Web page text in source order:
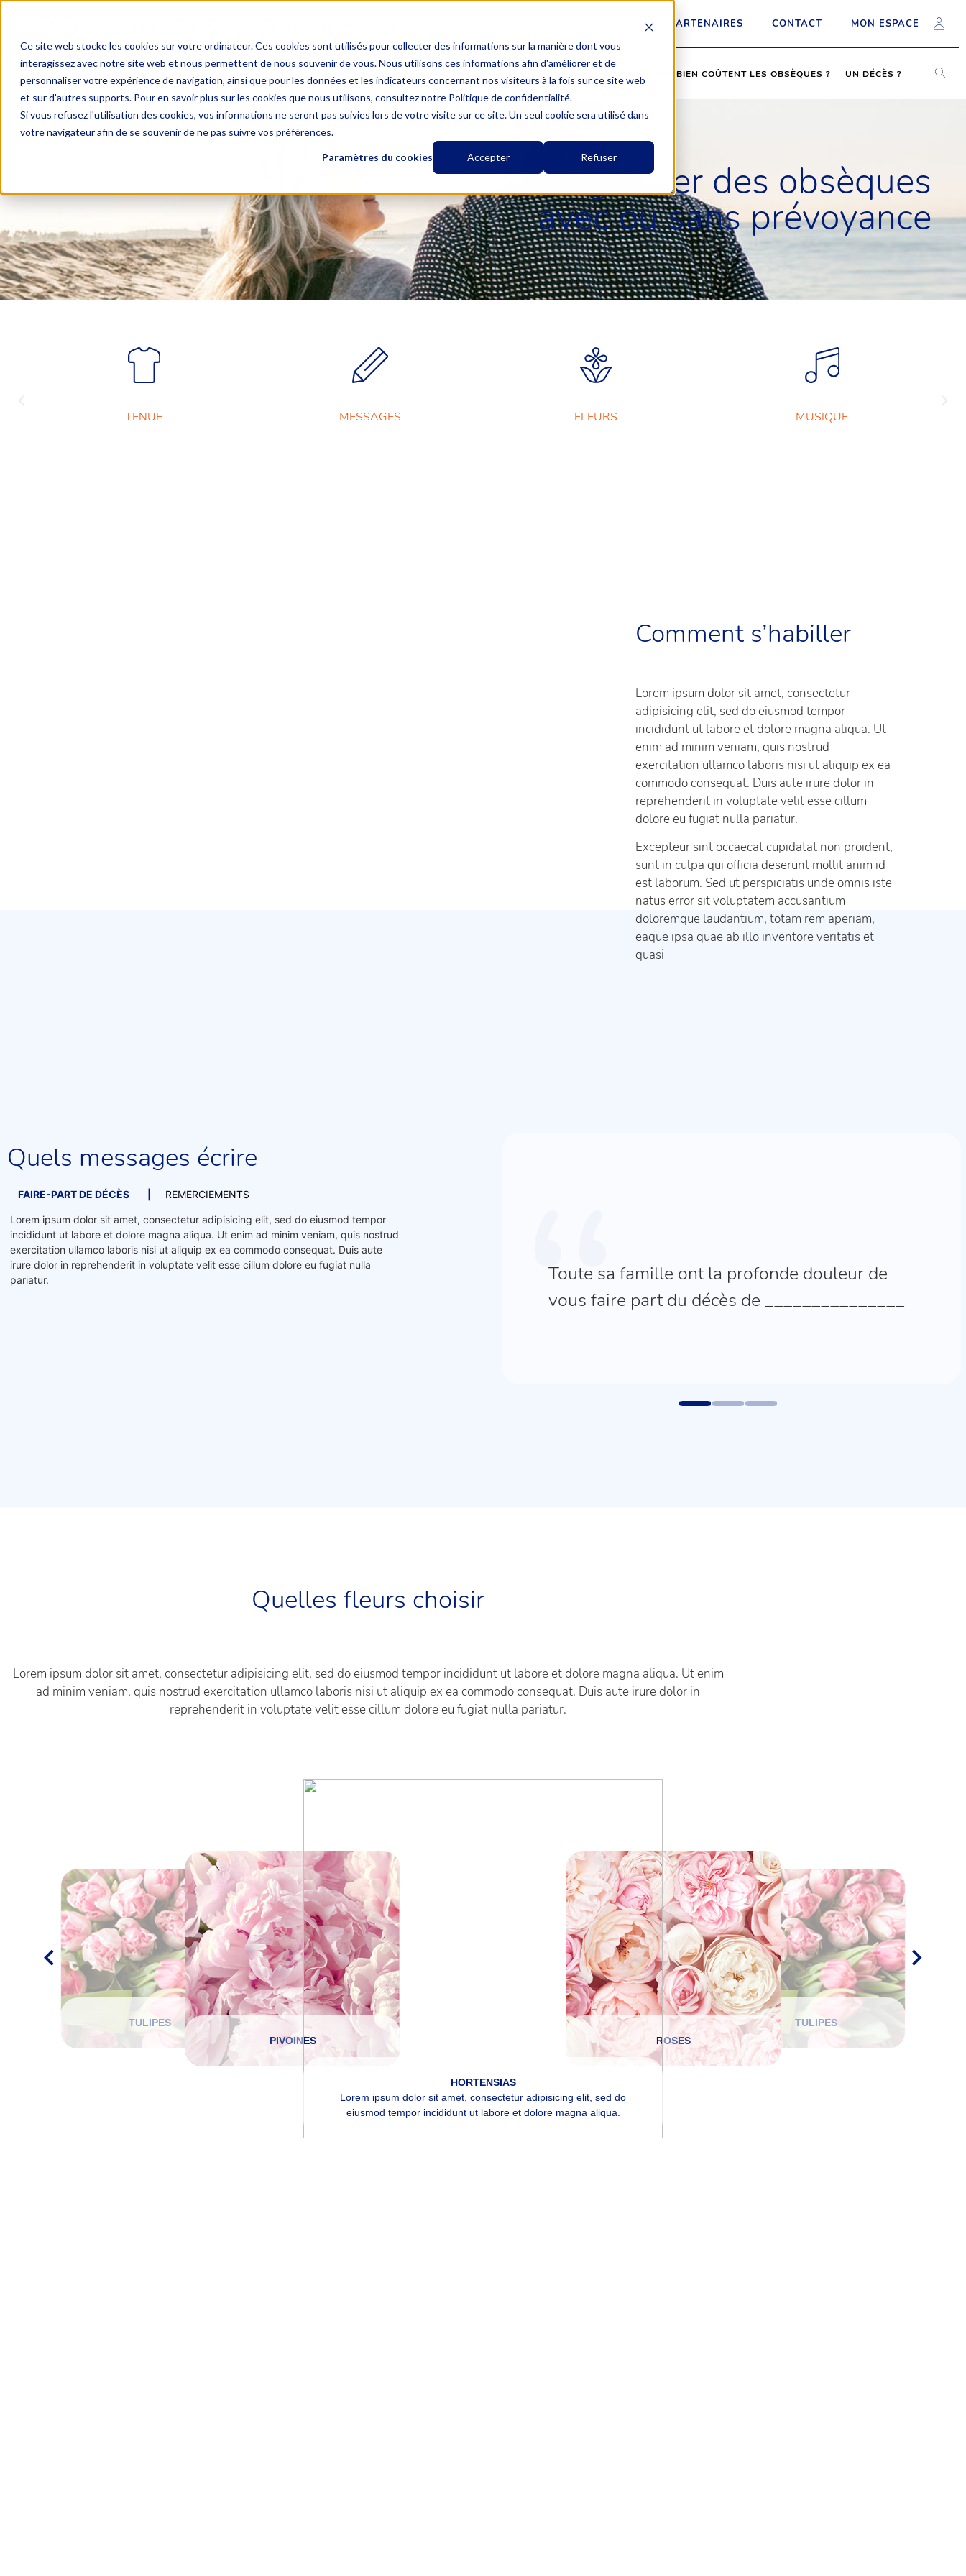
Ce site web stocke les cookies sur votre ordinateur. Ces cookies sont utilisés pour collecter des informations sur la manière dont vous
interagissez avec notre site web et nous permettent de nous souvenir de vous. Nous utilisons ces informations afin d'améliorer et de
personnaliser votre expérience de navigation, ainsi que pour les données et les indicateurs concernant nos visiteurs à la fois sur ce site web
et sur d'autres supports. Pour en savoir plus sur les cookies que nous utilisons, consultez notre Politique de confidentialité.
Si vous refusez l'utilisation des cookies, vos informations ne seront pas suivies lors de votre visite sur ce site. Un seul cookie sera utilisé dans
votre navigateur afin de se souvenir de ne pas suivre vos préférences.
Paramètres du cookies Accepter Refuser
PARTENAIRES CONTACT MON ESPACE
COMBIEN COÛTENT LES OBSÈQUES ? UN DÉCÈS ?
Organiser des obsèques
avec ou sans prévoyance
TENUE MESSAGES FLEURS MUSIQUE
Comment s’habiller
Lorem ipsum dolor sit amet, consectetur
adipisicing elit, sed do eiusmod tempor
incididunt ut labore et dolore magna aliqua. Ut
enim ad minim veniam, quis nostrud
exercitation ullamco laboris nisi ut aliquip ex ea
commodo consequat. Duis aute irure dolor in
reprehenderit in voluptate velit esse cillum
dolore eu fugiat nulla pariatur.
Excepteur sint occaecat cupidatat non proident,
sunt in culpa qui officia deserunt mollit anim id
est laborum. Sed ut perspiciatis unde omnis iste
natus error sit voluptatem accusantium
doloremque laudantium, totam rem aperiam,
eaque ipsa quae ab illo inventore veritatis et
quasi
Quels messages écrire
FAIRE-PART DE DÉCÈS REMERCIEMENTS
Lorem ipsum dolor sit amet, consectetur adipisicing elit, sed do eiusmod tempor
incididunt ut labore et dolore magna aliqua. Ut enim ad minim veniam, quis nostrud
exercitation ullamco laboris nisi ut aliquip ex ea commodo consequat. Duis aute
irure dolor in reprehenderit in voluptate velit esse cillum dolore eu fugiat nulla
pariatur.Toute sa famille ont la profonde douleur de
Toute sa famille ont la profonde douleur de
vous faire part du décès de _______________
Remerciements de _______________
Quelles fleurs choisir
Lorem ipsum dolor sit amet, consectetur adipisicing elit, sed do eiusmod tempor incididunt ut labore et dolore magna aliqua. Ut enim
ad minim veniam, quis nostrud exercitation ullamco laboris nisi ut aliquip ex ea commodo consequat. Duis aute irure dolor in
reprehenderit in voluptate velit esse cillum dolore eu fugiat nulla pariatur.
TULIPES
PIVOINES
HORTENSIAS
Lorem ipsum dolor sit amet, consectetur adipisicing elit, sed do
eiusmod tempor incididunt ut labore et dolore magna aliqua.
ROSES
TULIPES
TULIPES2
Lorem ipsum dolor sit amet,
consectetur adipisicing elit, sed
do eiusmod tempor incididunt
ut labore et dolore magna